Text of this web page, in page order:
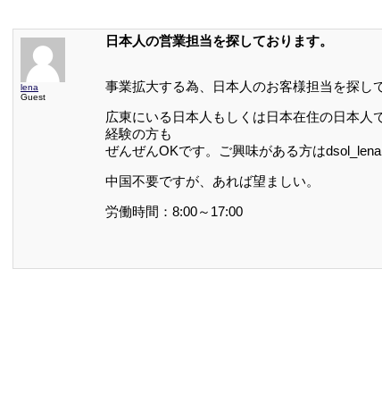
lena
Guest
日本人の営業担当を探しております。
事業拡大する為、日本人のお客様担当を探し
広東にいる日本人もしくは日本在住の日本
経験の方も
ぜんぜんOKです。ご興味がある方は
中国不要ですが、あれば望ましい。
労働時間：8:00～17:00